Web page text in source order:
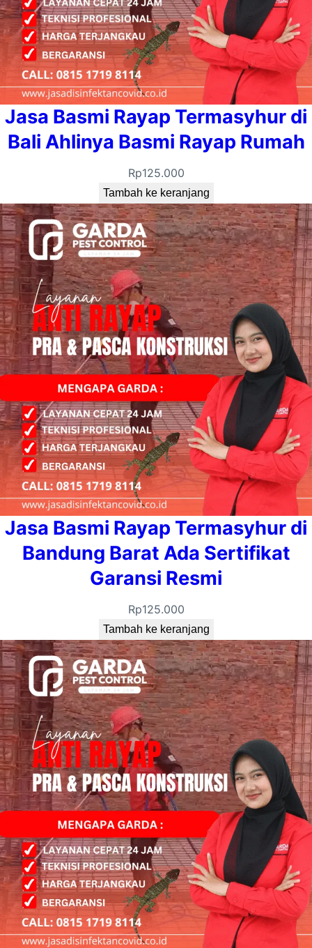
Jasa Basmi Rayap Termasyhur di
Bali Ahlinya Basmi Rayap Rumah
Rp125.000
Tambah ke keranjang
Jasa Basmi Rayap Termasyhur di
Bandung Barat Ada Sertifikat
Garansi Resmi
Rp125.000
Tambah ke keranjang